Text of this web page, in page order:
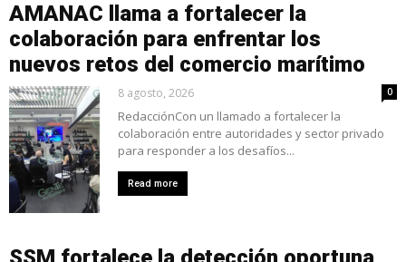
AMANAC llama a fortalecer la
colaboración para enfrentar los
nuevos retos del comercio marítimo
8 agosto, 2026 0
RedacciónCon un llamado a fortalecer la
colaboración entre autoridades y sector privado
para responder a los desafíos...
Read more